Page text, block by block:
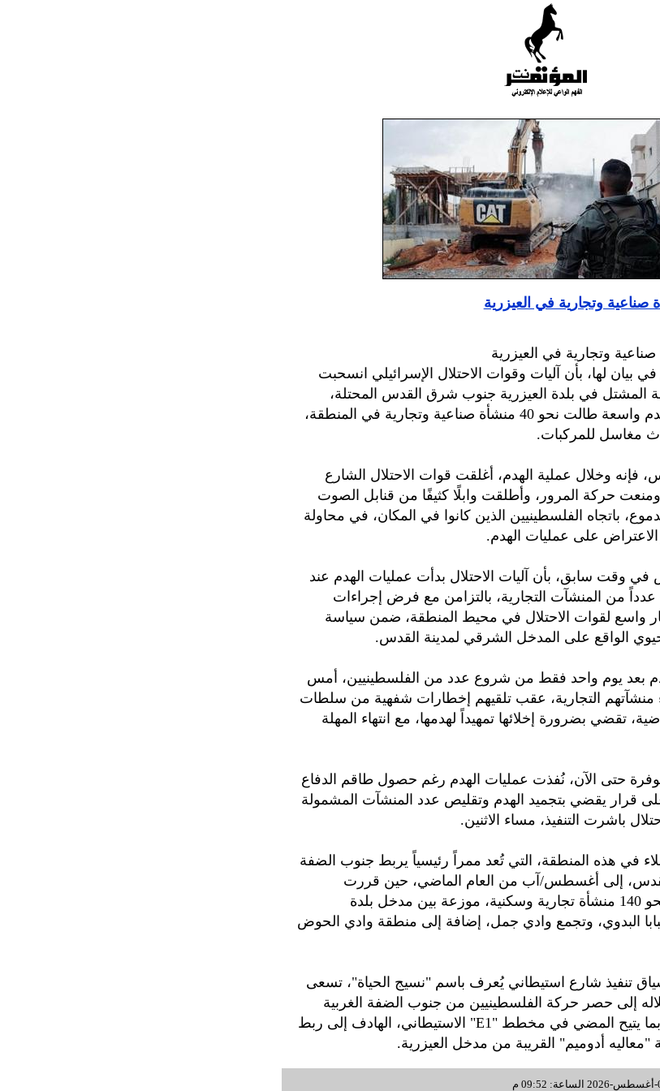
بيان لها، بأن آليات وقوات الاحتلال الإسرائيلي انسحبت
المشتل في بلدة العيزرية جنوب شرق القدس المحتلة،
وذلك بعد تنفيذ عملية هدم واسعة طالت نحو 40 منشأة صناعية وتجارية في المنطقة،
مغاسل للمركبات.
وخلال عملية الهدم، أغلقت قوات الاحتلال الشارع
حركة المرور، وأطلقت وابلًا كثيفًا من قنابل الصوت
باتجاه الفلسطينيين الذين كانوا في المكان، في محاولة
على عمليات الهدم.
وقت سابق، بأن آليات الاحتلال بدأت عمليات الهدم عند
من المنشآت التجارية، بالتزامن مع فرض إجراءات
واسع لقوات الاحتلال في محيط المنطقة، ضمن سياسة
الواقع على المدخل الشرقي لمدينة القدس.
بعد يوم واحد فقط من شروع عدد من الفلسطينيين، أمس
منشآتهم التجارية، عقب تلقيهم إخطارات شفهية من سلطات
تقضي بضرورة إخلائها تمهيداً لهدمها، مع انتهاء المهلة
حتى الآن، نُفذت عمليات الهدم رغم حصول طاقم الدفاع
قرار يقضي بتجميد الهدم وتقليص عدد المنشآت المشمولة
باشرت التنفيذ، مساء الاثنين.
في هذه المنطقة، التي تُعد ممراً رئيسياً يربط جنوب الضفة
إلى أغسطس/آب من العام الماضي، حين قررت
سلطات الاحتلال هدم نحو 140 منشأة تجارية وسكنية، موزعة بين مدخل بلدة
البدوي، وتجمع وادي جمل، إضافة إلى منطقة وادي الحوض
تنفيذ شارع استيطاني يُعرف باسم "نسيج الحياة"، تسعى
إلى حصر حركة الفلسطينيين من جنوب الضفة الغربية
وإليه عبر مسار محدد، بما يتيح المضي في مخطط "E1" الاستيطاني، الهادف إلى ربط
أدوميم" القريبة من مدخل العيزرية.